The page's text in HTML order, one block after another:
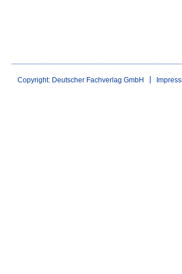
Copyright: Deutscher Fachverlag GmbH